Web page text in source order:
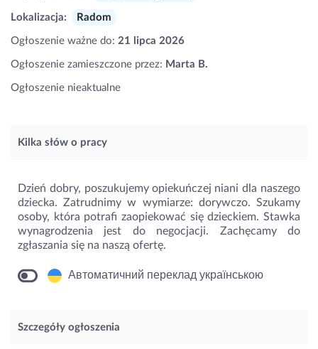
Lokalizacja: Radom
Ogłoszenie ważne do: 21 lipca 2026
Ogłoszenie zamieszczone przez: Marta B.
Ogłoszenie nieaktualne
Kilka słów o pracy
Dzień dobry, poszukujemy opiekuńczej niani dla naszego
dziecka. Zatrudnimy w wymiarze: dorywczo. Szukamy
osoby, która potrafi zaopiekować się dzieckiem. Stawka
wynagrodzenia jest do negocjacji. Zachęcamy do
zgłaszania się na naszą ofertę.
Автоматичний переклад українською
Szczegóły ogłoszenia